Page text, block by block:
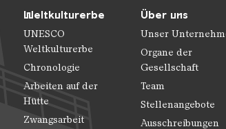
Weltkulturerbe
UNESCO
Weltkulturerbe
Chronologie
Arbeiten auf der
Hütte
Zwangsarbeit
Über uns
Unser
Organe der
Gesellschaft
Team
Stellenangebote
Ausschreibungen